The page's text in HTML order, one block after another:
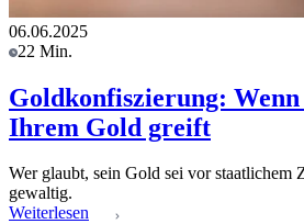
06.06.2025
22 Min.
Goldkonfiszierung:
Ihrem Gold greift
Wer glaubt, sein Gold sei vor staatlichem
gewaltig.
Weiterlesen